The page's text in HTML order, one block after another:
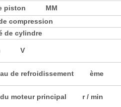
piston MM
compression
de cylindre
V
de refroidissement ème
du moteur principal r / min